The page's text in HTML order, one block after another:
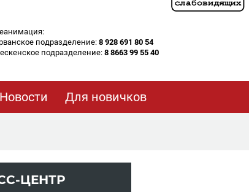
подразделение:8 928 691 80 54
подразделение: 8 8663 99 55 40
Новости Для новичков
ЦЕНТР